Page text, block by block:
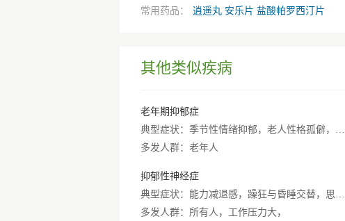
常用药品： 逍遥丸 安乐片 盐酸帕罗西汀片
其他类似疾病
老年期抑郁症
典型症状：季节性情绪抑郁，老人性格孤僻，退离休综合症
多发人群：老年人
抑郁性神经症
典型症状：能力减退感，躁狂与昏睡交替，思考困难感
多发人群：所有人，工作压力大，